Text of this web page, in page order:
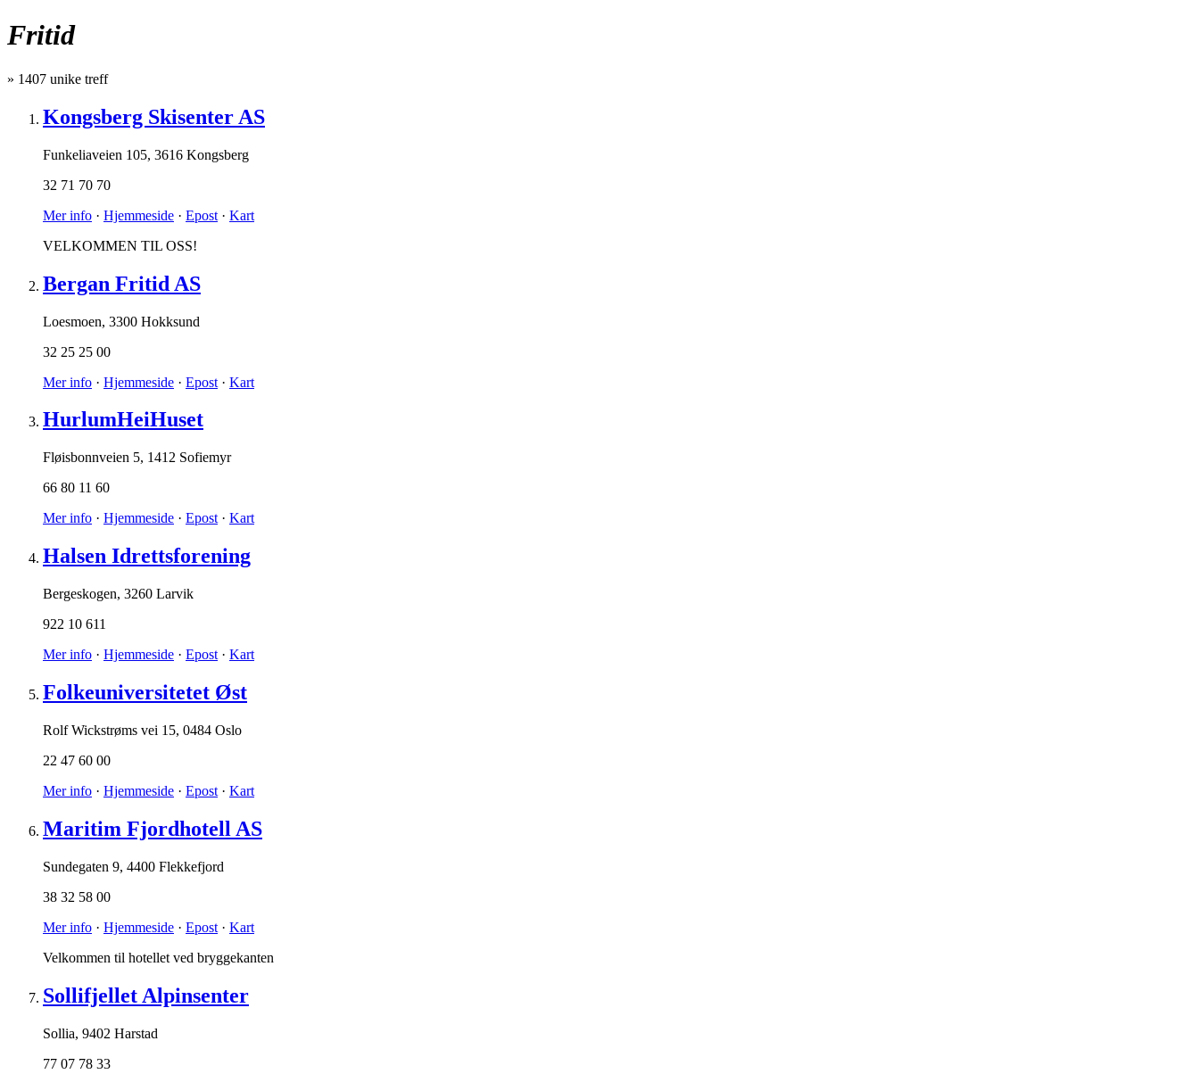
Fritid
» 1407 unike treff
Kongsberg Skisenter AS
Funkeliaveien 105, 3616 Kongsberg
32 71 70 70
Mer info · Hjemmeside · Epost · Kart
VELKOMMEN TIL OSS!
Bergan Fritid AS
Loesmoen, 3300 Hokksund
32 25 25 00
Mer info · Hjemmeside · Epost · Kart
HurlumHeiHuset
Fløisbonnveien 5, 1412 Sofiemyr
66 80 11 60
Mer info · Hjemmeside · Epost · Kart
Halsen Idrettsforening
Bergeskogen, 3260 Larvik
922 10 611
Mer info · Hjemmeside · Epost · Kart
Folkeuniversitetet Øst
Rolf Wickstrøms vei 15, 0484 Oslo
22 47 60 00
Mer info · Hjemmeside · Epost · Kart
Maritim Fjordhotell AS
Sundegaten 9, 4400 Flekkefjord
38 32 58 00
Mer info · Hjemmeside · Epost · Kart
Velkommen til hotellet ved bryggekanten
Sollifjellet Alpinsenter
Sollia, 9402 Harstad
77 07 78 33